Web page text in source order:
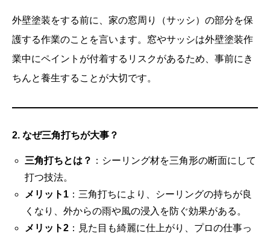
外壁塗装をする前に、家の窓周り（サッシ）の部分を保
護する作業のことを言います。窓やサッシは外壁塗装作
業中にペイントが付着するリスクがあるため、事前にき
ちんと養生することが大切です。
2. なぜ三角打ちが大事？
三角打ちとは？ ：シーリング材を三角形の断面にして
打つ技法。
メリット1：三角打ちにより、シーリングの持ちが良
くなり、外からの雨や風の浸入を防ぐ効果がある。
メリット2：見た目も綺麗に仕上がり、プロの仕事っ